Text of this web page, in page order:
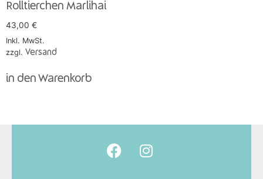
Rolltierchen Marlihai
43,00 €
Inkl. MwSt.
zzgl. Versand
in den Warenkorb